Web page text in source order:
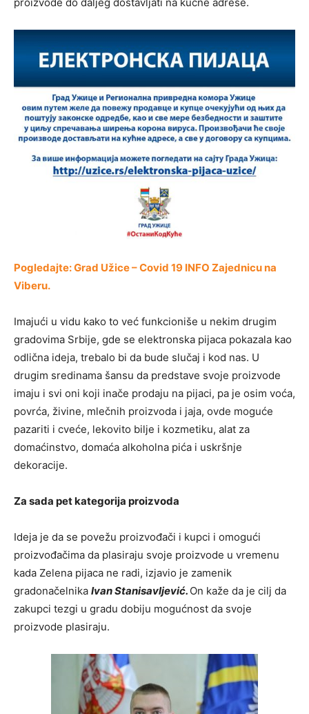
Pogledajte: Grad Užice – Covid 19 INFO Zajednicu na
Viberu.
Imajući u vidu kako to već funkcioniše u nekim drugim
gradovima Srbije, gde se elektronska pijaca pokazala kao
odlična ideja, trebalo bi da bude slučaj i kod nas. U
drugim sredinama šansu da predstave svoje proizvode
imaju i svi oni koji inače prodaju na pijaci, pa je osim voća,
povrća, živine, mlečnih proizvoda i jaja, ovde moguće
pazariti i cveće, lekovito bilje i kozmetiku, alat za
domaćinstvo, domaća alkoholna pića i uskršnje
dekoracije.
Za sada pet kategorija proizvoda
Ideja je da se povežu proizvođači i kupci i omogući
proizvođačima da plasiraju svoje proizvode u vremenu
kada Zelena pijaca ne radi, izjavio je zamenik
gradonačelnika Ivan Stanisavljević. On kaže da je cilj da
zakupci tezgi u gradu dobiju mogućnost da svoje
proizvode plasiraju.